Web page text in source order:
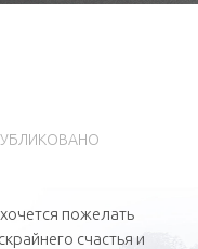
пожелать
счастья и